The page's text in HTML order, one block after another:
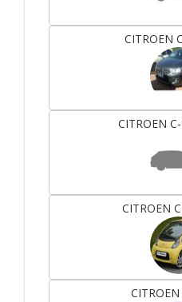
CITROEN
CITROEN
CITROEN
CITROEN